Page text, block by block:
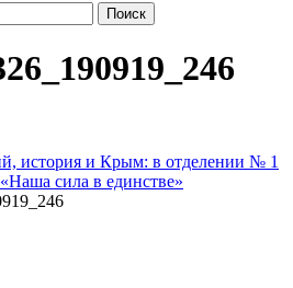
история и Крым: в отделении № 1
сила в единстве»